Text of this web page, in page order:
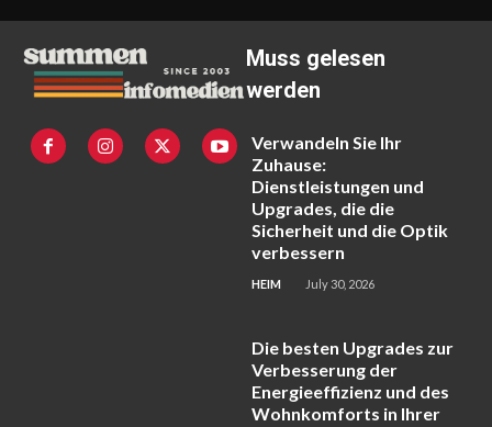
Muss gelesen
werden
Verwandeln Sie Ihr
Zuhause:
Dienstleistungen und
Upgrades, die die
Sicherheit und die Optik
verbessern
HEIM July 30, 2026
Die besten Upgrades zur
Verbesserung der
Energieeffizienz und des
Wohnkomforts in Ihrer